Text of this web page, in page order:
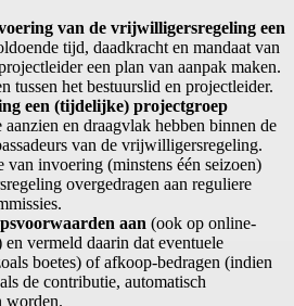
van de vrijwilligersregeling een
tijd, daadkracht en mandaat van
een plan van aanpak maken.
tussen het bestuurslid en projectleider.
een (tijdelijke) projectgroep
aanzien en draagvlak hebben binnen de
van de vrijwilligersregeling.
van invoering (minstens één seizoen)
overgedragen aan reguliere
aan (ook op online-
vermeld daarin dat eventuele
boetes) of afkoop-bedragen (indien
de contributie, automatisch
worden.